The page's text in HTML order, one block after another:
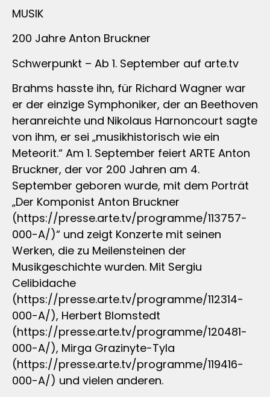
MUSIK
200 Jahre Anton Bruckner
Schwerpunkt – Ab 1. September auf arte.tv
Brahms hasste ihn, für Richard Wagner war
er der einzige Symphoniker, der an Beethoven
heranreichte und Nikolaus Harnoncourt sagte
von ihm, er sei „musikhistorisch wie ein
Meteorit.“ Am 1. September feiert ARTE Anton
Bruckner, der vor 200 Jahren am 4.
September geboren wurde, mit dem Porträt
„Der Komponist Anton Bruckner
(https://presse.arte.tv/programme/113757-
000-A/)“ und zeigt Konzerte mit seinen
Werken, die zu Meilensteinen der
Musikgeschichte wurden. Mit Sergiu
Celibidache
(https://presse.arte.tv/programme/112314-
000-A/), Herbert Blomstedt
(https://presse.arte.tv/programme/120481-
000-A/), Mirga Grazinyte-Tyla
(https://presse.arte.tv/programme/119416-
000-A/) und vielen anderen.